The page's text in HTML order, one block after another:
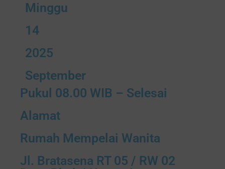
Minggu
14
2025
September
Pukul 08.00 WIB – Selesai
Alamat
Rumah Mempelai Wanita
Jl. Bratasena RT 05 / RW 02